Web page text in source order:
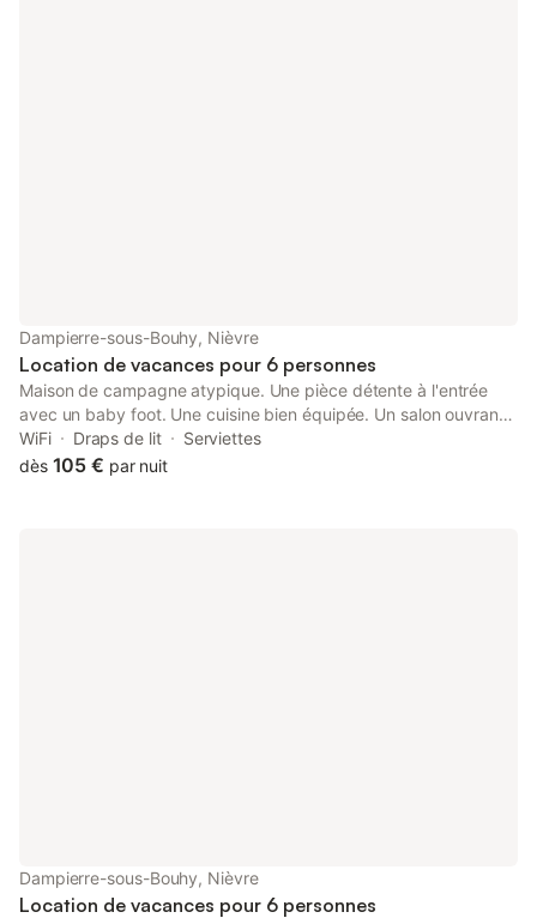
Dampierre-sous-Bouhy, Nièvre
Location de vacances pour 6 personnes
Maison de campagne atypique. Une pièce détente à l'entrée
avec un baby foot. Une cuisine bien équipée. Un salon ouvrant
sur une charmante terrasse . La 1er chambre avec ses 2 lits
simples ouvrant sur une mezzanine équipée d'un Bz laissant un
WiFi Draps de lit
Serviettes
dès 105 € par nuit
Dampierre-sous-Bouhy, Nièvre
Location de vacances pour 6 personnes